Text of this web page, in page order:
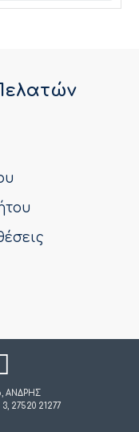
ΑΝΔΡΗΣ
27520 21277